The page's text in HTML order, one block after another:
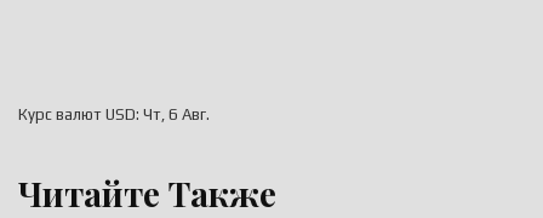
Курс валют USD: Чт, 6 Авг.
Читайте Также